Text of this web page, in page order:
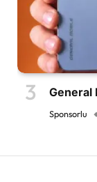
General
Sponsorlu